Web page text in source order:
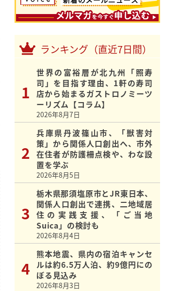
ランキング（直近7日間）
世界の富裕層が北九州「照寿
司」を目指す理由、1軒の寿司
店から始まるガストロノミーツ
ーリズム【コラム】
2026年8月7日
兵庫県丹波篠山市、「獣害対
策」から関係人口創出へ、市外
在住者が防護柵点検や、わな設
置を学ぶ
2026年8月5日
栃木県那須塩原市とJR東日本、
関係人口創出で連携、二地域居
住の実践支援、「ご当地
Suica」の検討も
2026年8月4日
熊本地震、県内の宿泊キャンセ
ルは約6.5万人泊、約9億円にの
ぼる見込み
2026年8月3日